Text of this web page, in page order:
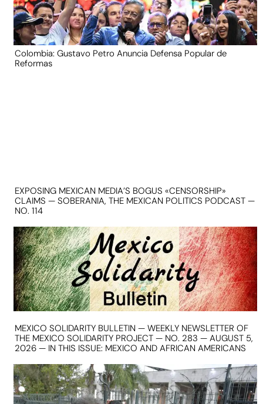
Colombia: Gustavo Petro Anuncia Defensa Popular de
Reformas
EXPOSING MEXICAN MEDIA’S BOGUS «CENSORSHIP»
CLAIMS — SOBERANIA, THE MEXICAN POLITICS PODCAST —
NO. 114
MEXICO SOLIDARITY BULLETIN — WEEKLY NEWSLETTER OF
THE MEXICO SOLIDARITY PROJECT — NO. 283 — AUGUST 5,
2026 — IN THIS ISSUE: MEXICO AND AFRICAN AMERICANS